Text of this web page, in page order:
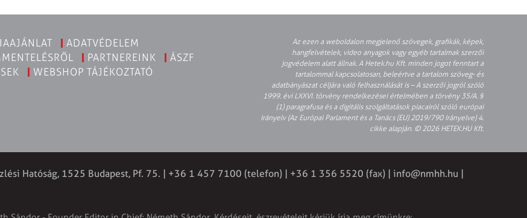
ADATVÉDELEM
PARTNEREINK
ÁSZF
WEBSHOP TÁJÉKOZTATÓ
Az ezen a weboldalon megjelenő szövegek, grafikák, képek,
hangfelvételek, video anyagok vagy egyéb tartalmak szerzői
jogvédelem alatt állnak. A Hetek.hu Kft. minden jogot fenntart a
tartalommal kapcsolatosan, beleértve a tartalom szöveg- és
adatbányászat céljára való felhasználását is – A szerzői jogról szóló
1999. évi LXXVI. törvény rendelkezései értelmében a törvény 35/A. §
(1) paragrafusa és a digitális szolgáltatások piacairól szóló európai
irányelv (Az Európai Parlament és a Tanács (EU) 2019/790 Irányelve) 4.
cikke alapján. © 2026 HETEK.HU Kft.
Hatóság, 1525 Budapest, Pf. 75. | +36 1 457 7100 (telefon) | +36 1 356 5520 (fax) | info@nmhh.hu